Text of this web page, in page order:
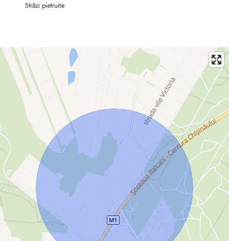
O oportunitate bună pentru investiție .
Străzi pietruite